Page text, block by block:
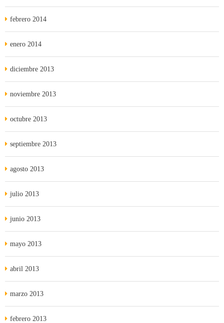
febrero 2014
enero 2014
diciembre 2013
noviembre 2013
octubre 2013
septiembre 2013
agosto 2013
julio 2013
junio 2013
mayo 2013
abril 2013
marzo 2013
febrero 2013